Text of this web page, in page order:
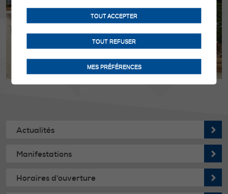
Actualités
Manifestations
Horaires d'ouverture
TOUT ACCEPTER
TOUT REFUSER
MES PRÉFÉRENCES